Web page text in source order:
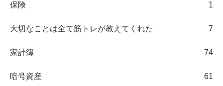
保険 1
大切なことは全て筋トレが教えてくれた 7
家計簿 74
暗号資産 61